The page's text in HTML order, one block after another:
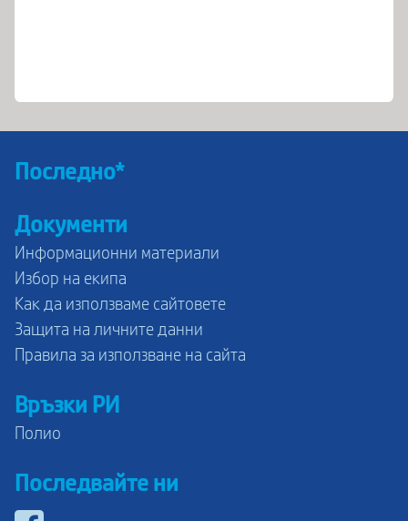
Последно*
Документи
Информационни материали
Избор на екипа
Как да използваме сайтовете
Защита на личните данни
Правила за използване на сайта
Връзки РИ
Полио
Последвайте ни